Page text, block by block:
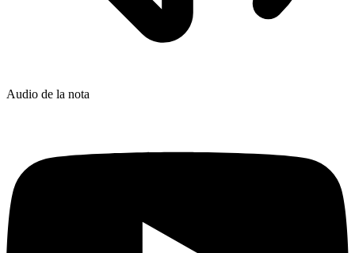
Audio de la nota